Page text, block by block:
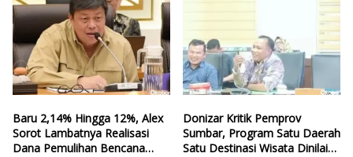
Baru 2,14% Hingga 12%, Alex
Sorot Lambatnya Realisasi
Dana Pemulihan Bencana
Donizar Kritik Pemprov
Sumbar, Program Satu Daerah
Satu Destinasi Wisata Dinilai